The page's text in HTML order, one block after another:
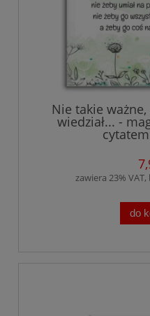
Nie takie
wiedział... -
zawiera 23%
do